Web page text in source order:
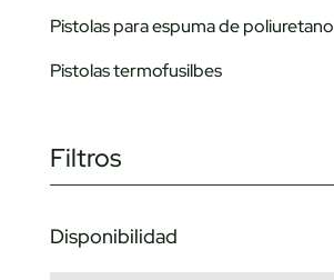
Pistolas para espuma de poliuretano
Pistolas termofusilbes
Filtros
Disponibilidad